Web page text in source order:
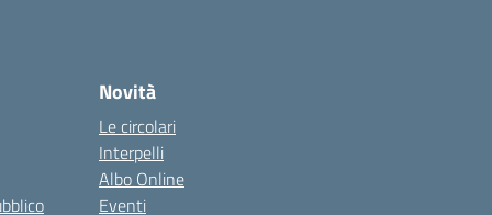
Novità
Le circolari
Interpelli
Albo Online
Eventi